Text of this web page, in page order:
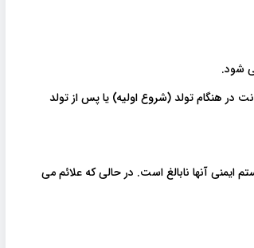
شود.
در هنگام تولد (شروع اولیه) یا پس از تولد
آنها نابالغ است. در حالی که علائم می